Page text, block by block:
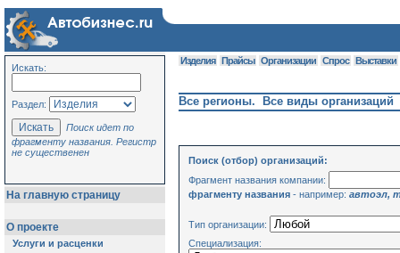
Искать:
Раздел:
Поиск идет по
фрагменту названия. Регистр
не существенен
На главную страницу
О проекте
Услуги и расценки
Изделия Прайсы Организации Спрос Выставки
Все регионы. Все виды организаций
Поиск (отбор) организаций:
Фрагмент названия компании:
фрагменту названия - например: автоэл,
Тип организации:
Специализация: